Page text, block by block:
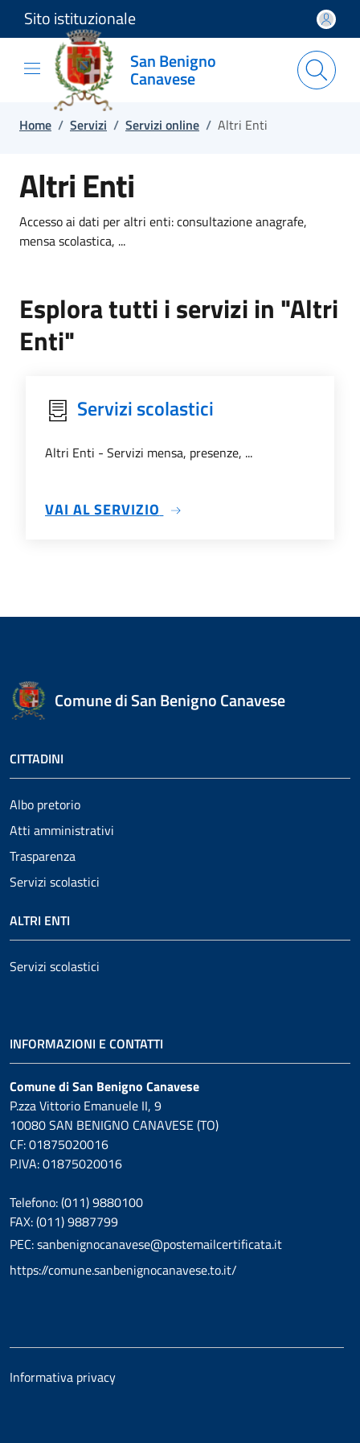
Salta e vai al contenuto
Salta e vai al footer
Sito istituzionale
San Benigno
Canavese
Home / Servizi / Servizi online / Altri Enti
Altri Enti
Accesso ai dati per altri enti: consultazione anagrafe,
mensa scolastica, ...
Esplora tutti i servizi in "Altri
Enti"
Servizi scolastici
Altri Enti - Servizi mensa, presenze, ...
VAI AL SERVIZIO SU SERVIZI SCOLASTICI
Comune di San Benigno Canavese
CITTADINI
Albo pretorio
Atti amministrativi
Trasparenza
Servizi scolastici
ALTRI ENTI
Servizi scolastici
INFORMAZIONI E CONTATTI
Comune di San Benigno Canavese
P.zza Vittorio Emanuele II, 9
10080 SAN BENIGNO CANAVESE (TO)
CF: 01875020016
P.IVA: 01875020016
Telefono: (011) 9880100
FAX: (011) 9887799
PEC: sanbenignocanavese@postemailcertificata.it
https://comune.sanbenignocanavese.to.it/
Informativa privacy